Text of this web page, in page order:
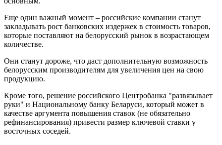
Еще один важный момент – российские компании станут
закладывать рост банковских издержек в стоимость товаров,
которые поставляют на белорусский рынок в возрастающем
количестве.
Они станут дороже, что даст дополнительную возможность
белорусским производителям для увеличения цен на свою
продукцию.
Кроме того, решение российского Центробанка "развязывает
руки" и Национальному банку Беларуси, который может в
качестве аргумента повышения ставок (не обязательно
рефинансирования) привести размер ключевой ставки у
восточных соседей.